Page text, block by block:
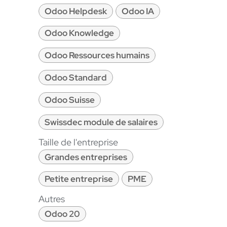
Odoo Helpdesk
Odoo IA
Odoo Knowledge
Odoo Ressources humains
Odoo Standard
Odoo Suisse
Swissdec module de salaires
Taille de l'entreprise
Grandes entreprises
Petite entreprise
PME
Autres
Odoo 20